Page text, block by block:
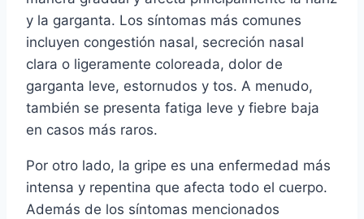
y la garganta. Los síntomas más comunes
incluyen congestión nasal, secreción nasal
clara o ligeramente coloreada, dolor de
garganta leve, estornudos y tos. A menudo,
también se presenta fatiga leve y fiebre baja
en casos más raros.
Por otro lado, la gripe es una enfermedad más
intensa y repentina que afecta todo el cuerpo.
Además de los síntomas mencionados